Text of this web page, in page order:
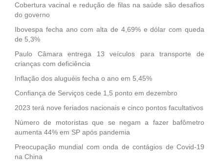
Cobertura vacinal e redução de filas na saúde são desafios
do governo
Ibovespa fecha ano com alta de 4,69% e dólar com queda
de 5,3%
Paulo Câmara entrega 13 veículos para transporte de
crianças com deficiência
Inflação dos aluguéis fecha o ano em 5,45%
Confiança de Serviços cede 1,5 ponto em dezembro
2023 terá nove feriados nacionais e cinco pontos facultativos
Número de motoristas que se negam a fazer bafômetro
aumenta 44% em SP após pandemia
Preocupação mundial com onda de contágios de Covid-19
na China